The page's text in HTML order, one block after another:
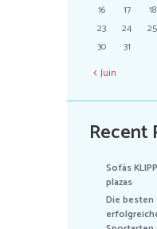
16
17 18
23
24 25
30
31
Juin
Recent
Sofás
plazas
Die